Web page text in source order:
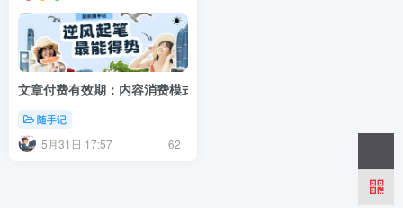
文章付费有效期：内容消费模式中的关键要素
随手记
5月31日 17:57 62